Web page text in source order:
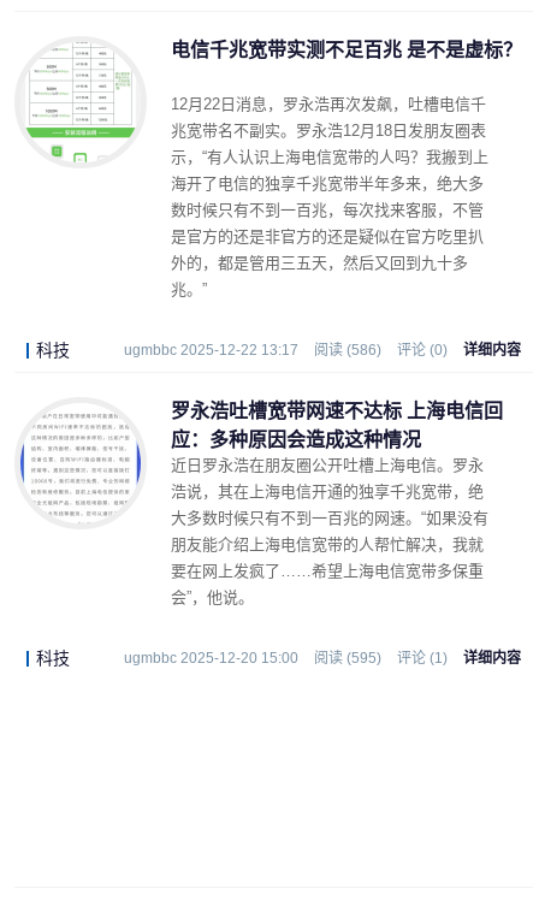
电信千兆宽带实测不足百兆 是不是虚标？
12月22日消息，罗永浩再次发飙，吐槽电信千
兆宽带名不副实。罗永浩12月18日发朋友圈表
示，“有人认识上海电信宽带的人吗？我搬到上
海开了电信的独享千兆宽带半年多来，绝大多
数时候只有不到一百兆，每次找来客服，不管
是官方的还是非官方的还是疑似在官方吃里扒
外的，都是管用三五天，然后又回到九十多
兆。”
科技 ugmbbc 2025-12-22 13:17 阅读 (586) 评论 (0) 详细内容
罗永浩吐槽宽带网速不达标 上海电信回
应：多种原因会造成这种情况
近日罗永浩在朋友圈公开吐槽上海电信。罗永
浩说，其在上海电信开通的独享千兆宽带，绝
大多数时候只有不到一百兆的网速。“如果没有
朋友能介绍上海电信宽带的人帮忙解决，我就
要在网上发疯了……希望上海电信宽带多保重
会”，他说。
科技 ugmbbc 2025-12-20 15:00 阅读 (595) 评论 (1) 详细内容